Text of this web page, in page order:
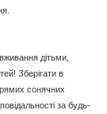
дітьми,
Зберігати в
сонячних
за будь-